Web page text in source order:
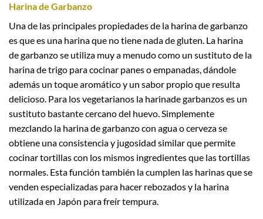
Harina de Garbanzo
Una de las principales propiedades de la harina de garbanzo
es que es una harina que no tiene nada de gluten. La harina
de garbanzo se utiliza muy a menudo como un sustituto de la
harina de trigo para cocinar panes o empanadas, dándole
además un toque aromático y un sabor propio que resulta
delicioso. Para los vegetarianos la harinade garbanzos es un
sustituto bastante cercano del huevo. Simplemente
mezclando la harina de garbanzo con agua o cerveza se
obtiene una consistencia y jugosidad similar que permite
cocinar tortillas con los mismos ingredientes que las tortillas
normales. Esta función también la cumplen las harinas que se
venden especializadas para hacer rebozados y la harina
utilizada en Japón para freír tempura.